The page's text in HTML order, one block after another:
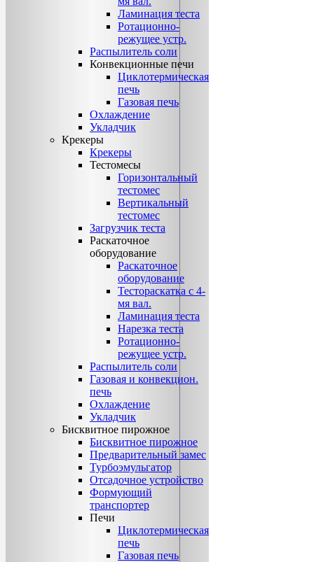
Ламинация теста
Ротационно-
режущее устр.
Распылитель соли
Конвекционные печи
Циклотермическая
печь
Газовая печь
Охлаждение
Укладчик
Крекеры
Крекеры
Тестомесы
Горизонтальный
тестомес
Вертикальный
тестомес
Загрузчик теста
Раскаточное
оборудование
Раскаточное
оборудование
Тестораскатка с 4-
мя вал.
Ламинация теста
Нарезка теста
Ротационно-
режущее устр.
Распылитель соли
Газовая и конвекцион.
печь
Охлаждение
Укладчик
Бисквитное пирожное
Бисквитное пирожное
Предварительный замес
Турбоэмульгатор
Отсадочное устройство
Формующий
транспортер
Печи
Циклотермическая
печь
Газовая печь